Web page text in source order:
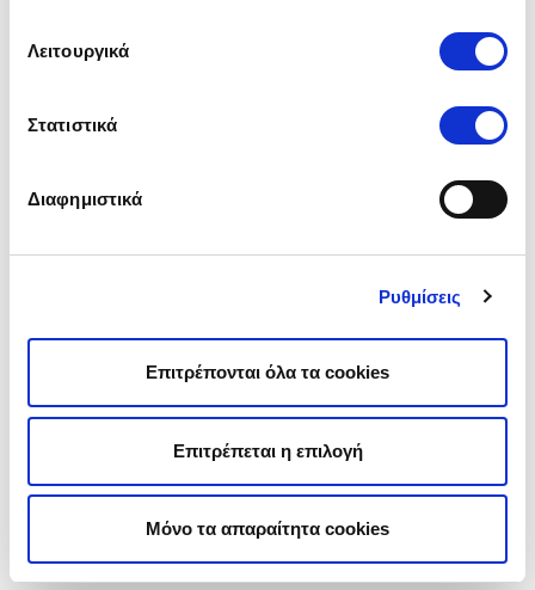
Λειτουργικά
Στατιστικά
Διαφημιστικά
Ρυθμίσεις
Επιτρέπονται όλα τα cookies
Επιτρέπεται η επιλογή
Μόνο τα απαραίτητα cookies
μεγαλύτερες μπαταρίες.
οχήματος.
ποσότητα της ενέργειας που μπορεί να αποθηκευτεί
Οχήματα με μεγαλύτερες μπαταρίες, όπως τα
περισσότερα σύγχρονα ηλεκτρικά οχήματα με
χωρητικότητες άνω των 60 kWh, απαιτούν
περισσότερο χρόνο φόρτισης και συνήθως
παλαιότερα μοντέλα ή αστικά ηλεκτρικά οχήματα με
χωρητικότητες κάτω των 30 kWh, μπορούν να
φορτιστούν πιο γρήγορα ακόμα και με φορτιστές
Level 1.